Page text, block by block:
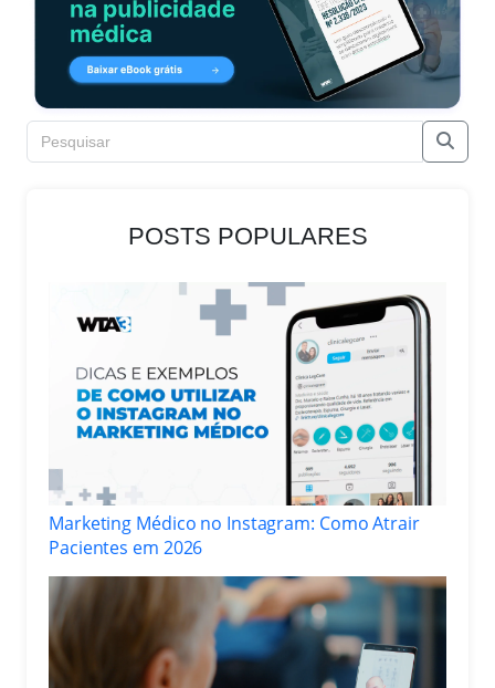
POSTS POPULARES
Marketing Médico no Instagram: Como Atrair
Pacientes em 2026